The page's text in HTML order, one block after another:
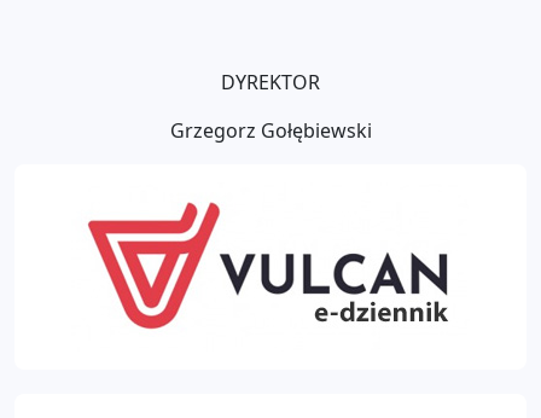
DYREKTOR
Grzegorz Gołębiewski